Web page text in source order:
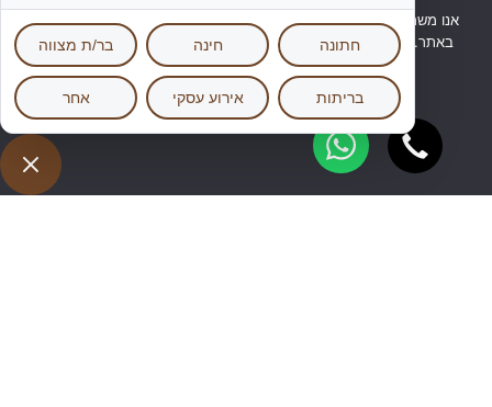
אנו משתמשים בעוגיות כדי לשפר את חוויית הגלישה שלכם ולנתח שימוש
באתר. באמצעות המשך השימוש באתר, אתם מאשרים שימוש בעוגיות.
מידע נוסף ניתן למצוא במדיניות הפרטיות שלנו.
אישור
מדיניות פרטיות